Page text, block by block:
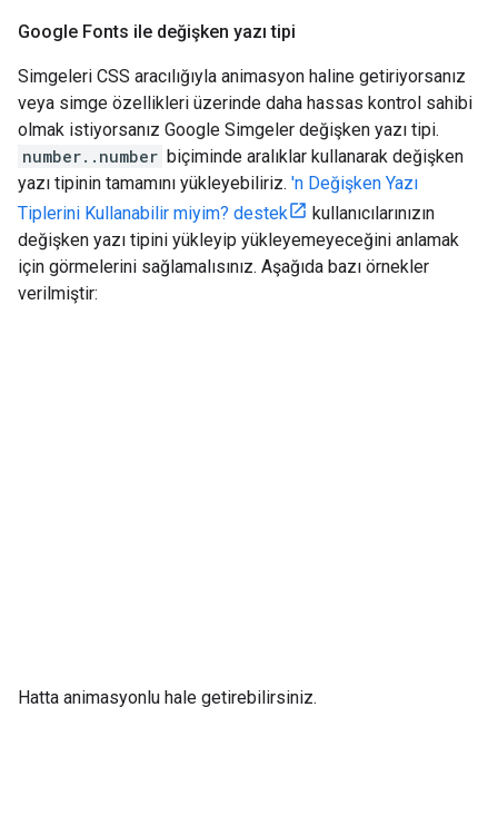
Google Fonts ile değişken yazı tipi
Simgeleri CSS aracılığıyla animasyon haline getiriyorsanız
veya simge özellikleri üzerinde daha hassas kontrol sahibi
olmak istiyorsanız Google Simgeler değişken yazı tipi.
number..number biçiminde aralıklar kullanarak değişken
yazı tipinin tamamını yükleyebiliriz. 'n Değişken Yazı
Tiplerini Kullanabilir miyim? destek
kullanıcılarınızın
değişken yazı tipini yükleyip yükleyemeyeceğini anlamak
için görmelerini sağlamalısınız. Aşağıda bazı örnekler
verilmiştir:
Hatta animasyonlu hale getirebilirsiniz.